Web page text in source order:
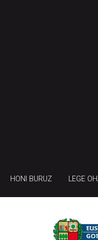
HONI BURUZ LEGE